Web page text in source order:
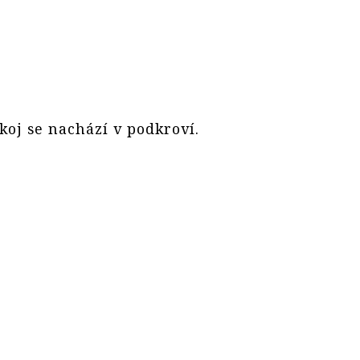
se nachází v podkroví.